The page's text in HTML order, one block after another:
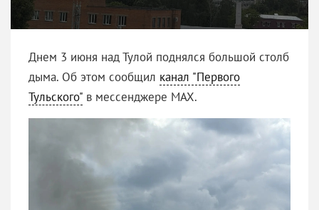
Днем 3 июня над Тулой поднялся большой столб
дыма. Об этом сообщил канал "Первого
Тульского" в мессенджере MAX.